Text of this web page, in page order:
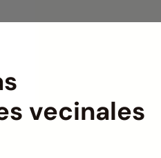
vecinales